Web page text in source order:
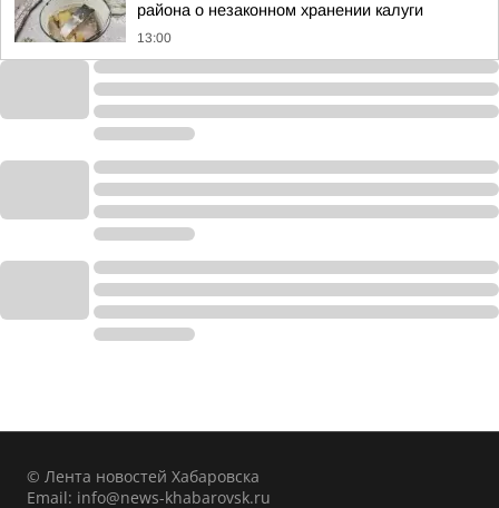
района о незаконном хранении калуги
13:00
© Лента новостей Хабаровска
Email: info@news-khabarovsk.ru